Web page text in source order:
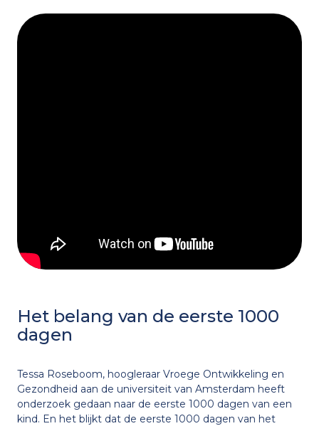
Verwijzer Nieuws
Het belang van de eerste 1000
dagen
Tessa Roseboom, hoogleraar Vroege Ontwikkeling en
Gezondheid aan de universiteit van Amsterdam heeft
onderzoek gedaan naar de eerste 1000 dagen van een
kind. En het blijkt dat de eerste 1000 dagen van het